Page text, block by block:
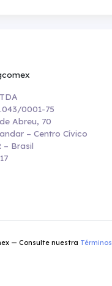
0001-75
Abreu, 70
– Centro Cívico
– Brasil
— Consulte nuestra Términos